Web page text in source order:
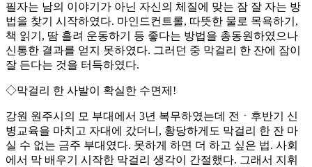
필자는 남의 이야기가 아닌 자신의 체질에 맞는 잠 잘 자는 방
법을 찾기 시작하였다. 마인드컨트롤, 따뜻한 물로 목욕하기,
책 읽기, 땀 흘려 운동하기 등 좋다는 방법을 총동원하였으나
신통한 결과를 얻지 못하였다. 그러던 중 막걸리 한 잔에 잠이
잘 든다는 것을 터득하였다.
◇막걸리 한 사발이 확실한 수면제!
강원 원주시의 모 부대에서 3년 복무하였는데 전ㆍ후반기 신
병교육을 마치고 자대에 갔더니, 황당하게도 막걸리 한 잔 마
실 수 없는 금주 부대였다. 못하게 하면 더 하고 싶은 법. 사회
에서 막 배우기 시작한 막걸리 생각이 간절했다. 그래서 지휘